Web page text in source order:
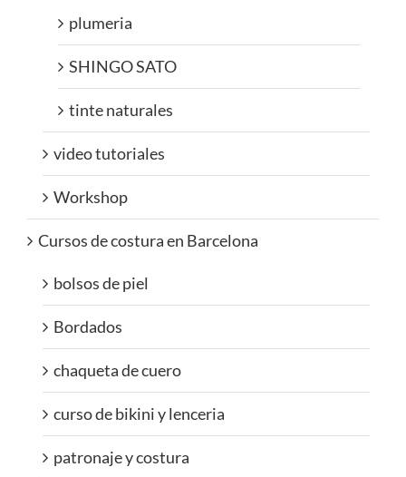
plumeria
SHINGO SATO
tinte naturales
video tutoriales
Workshop
Cursos de costura en Barcelona
bolsos de piel
Bordados
chaqueta de cuero
curso de bikini y lenceria
patronaje y costura